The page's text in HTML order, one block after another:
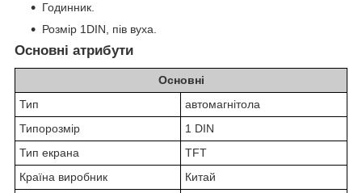
Годинник.
Розмір 1DIN, пів вуха.
Основні атрибути
Основні
Тип
автомагнітола
Типорозмір
1 DIN
Тип екрана
TFT
Країна виробник
Китай